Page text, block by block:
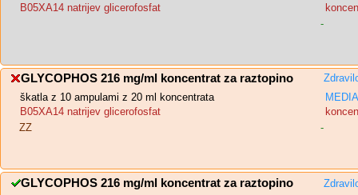
B05XA14 natrijev glicerofosfat
-
GLYCOPHOS 216 mg/ml koncentrat za raztopino
škatla z 10 ampulami z 20 ml koncentrata
B05XA14 natrijev glicerofosfat
ZZ
-
GLYCOPHOS 216 mg/ml koncentrat za raztopino